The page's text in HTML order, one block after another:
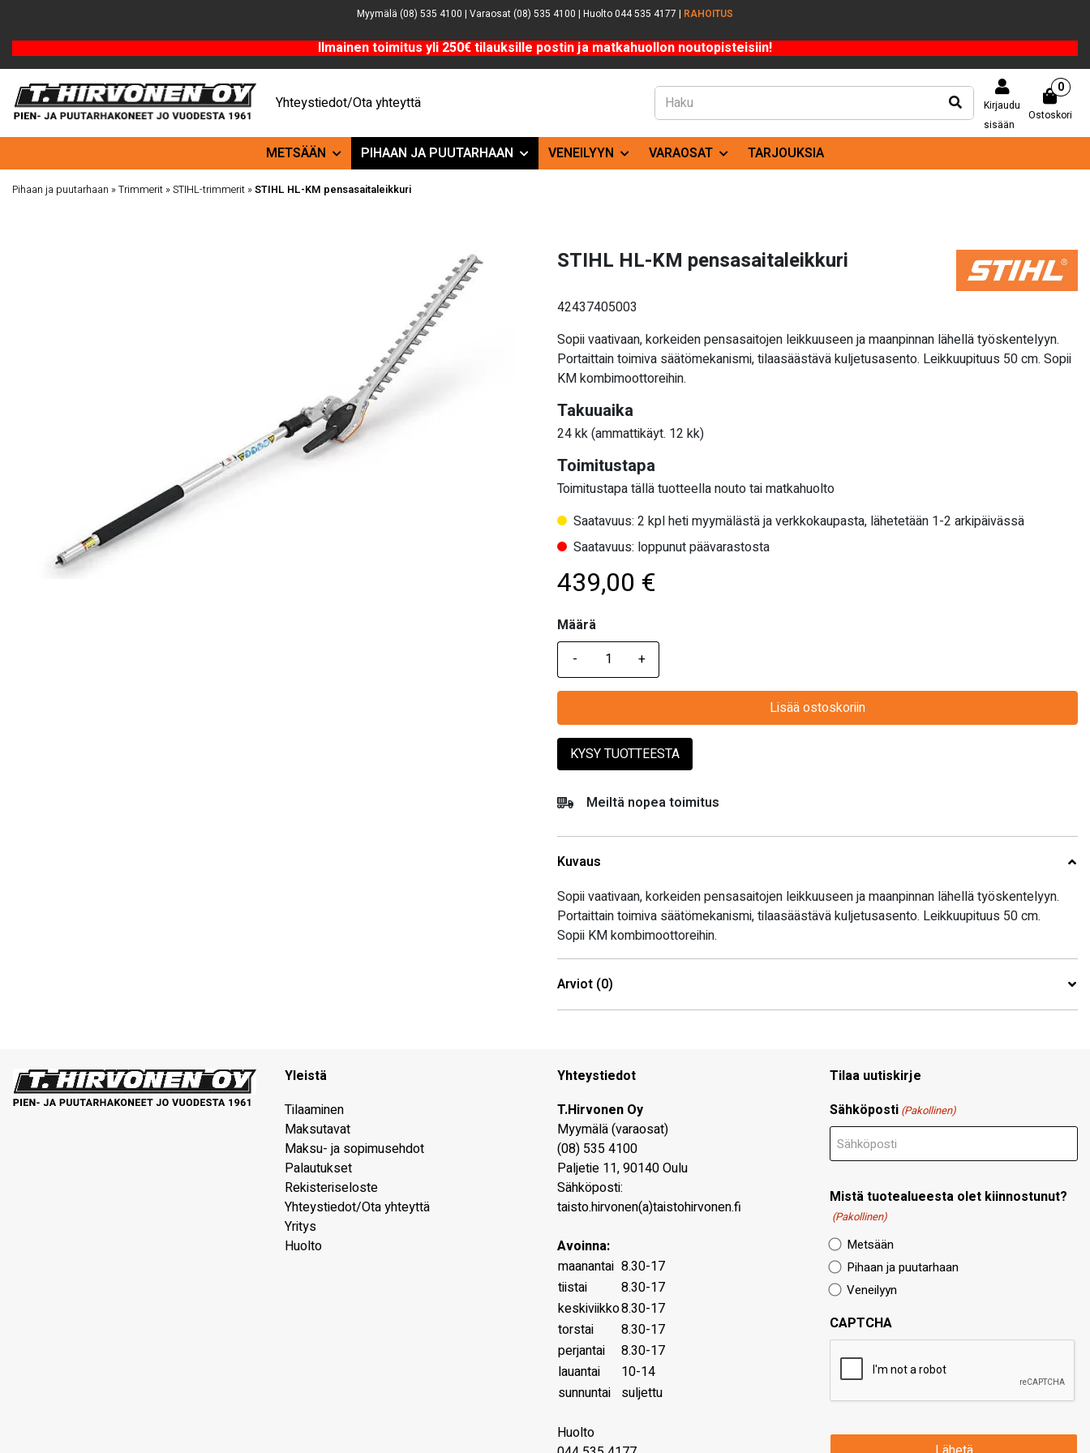
Myymälä (08) 535 4100 | Varaosat (08) 535 4100 | Huolto 044 535 4177 | RAHOITUS
Ilmainen toimitus yli 250€ tilauksille postin ja matkahuollon noutopisteisiin!
Yhteystiedot/Ota yhteyttä
Kirjaudu
sisään
Ostoskori
0
METSÄÄN PIHAAN JA PUUTARHAAN VENEILYYN VARAOSAT TARJOUKSIA
Pihaan ja puutarhaan »Trimmerit »STIHL-trimmerit »STIHL HL-KM pensasaitaleikkuri
STIHL HL-KM pensasaitaleikkuri
42437405003
Sopii vaativaan, korkeiden pensasaitojen leikkuuseen ja maanpinnan lähellä työskentelyyn.
Portaittain toimiva säätömekanismi, tilaasäästävä kuljetusasento. Leikkuupituus 50 cm. Sopii
KM kombimoottoreihin.
Takuuaika
24 kk (ammattikäyt. 12 kk)
Toimitustapa
Toimitustapa tällä tuotteella nouto tai matkahuolto
Saatavuus: 2 kpl heti myymälästä ja verkkokaupasta, lähetetään 1-2 arkipäivässä
Saatavuus: loppunut päävarastosta
439,00 €
Määrä
Määrä
Lisää ostoskoriin
KYSY TUOTTEESTA
Meiltä nopea toimitus
Kuvaus
Sopii vaativaan, korkeiden pensasaitojen leikkuuseen ja maanpinnan lähellä työskentelyyn.
Portaittain toimiva säätömekanismi, tilaasäästävä kuljetusasento. Leikkuupituus 50 cm.
Sopii KM kombimoottoreihin.
Arviot (0)
Yleistä
Tilaaminen
Maksutavat
Maksu- ja sopimusehdot
Palautukset
Rekisteriseloste
Yhteystiedot/Ota yhteyttä
Yritys
Huolto
Yhteystiedot
T.Hirvonen Oy
Myymälä (varaosat)
(08) 535 4100
Paljetie 11,90140Oulu
Sähköposti:
taisto.hirvonen(a)taistohirvonen.fi
Avoinna:
maanantai 8.30-17
tiistai
8.30-17
keskiviikko8.30-17
torstai
8.30-17
perjantai
8.30-17
lauantai
10-14
sunnuntai suljettu
Huolto
Tilaa uutiskirje
Sähköposti (Pakollinen)
Mistä tuotealueesta olet kiinnostunut?
(Pakollinen)
Metsään
Pihaan ja puutarhaan
Veneilyyn
CAPTCHA